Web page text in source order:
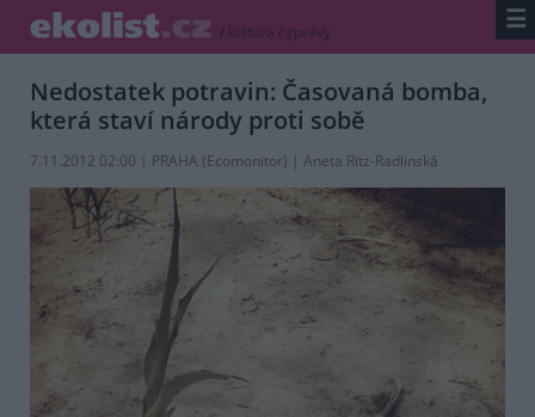
/ kultura / zprávy ☰
Nedostatek potravin: Časovaná bomba,
která staví národy proti sobě
7.11.2012 02:00 | PRAHA (Ecomonitor) | Aneta Ritz-Radlinská